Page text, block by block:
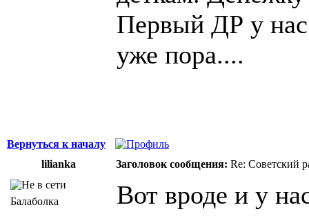
Первый ДР у нас
уже пора....
Вернуться к началу
lilianka
Заголовок сообщения: Re: Советский
Балаболка Вот вроде и у